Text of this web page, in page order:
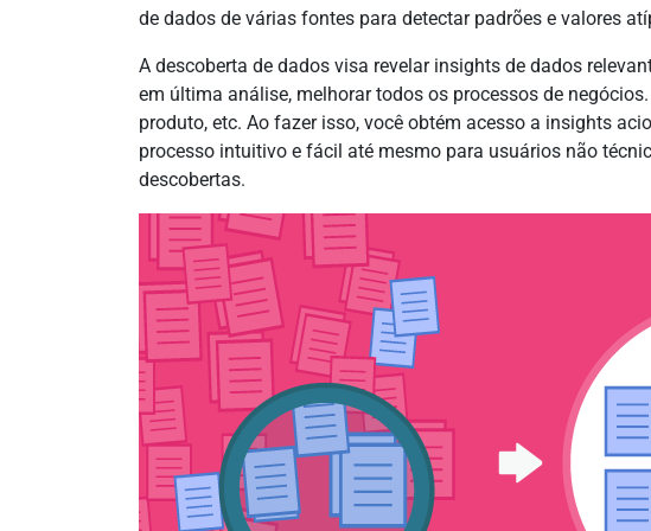
de dados de várias fontes para detectar padrões e valores
A descoberta de dados visa revelar insights de dados
em última análise, melhorar todos os processos de
produto, etc. Ao fazer isso, você obtém acesso a insights
processo intuitivo e fácil até mesmo para usuários não
descobertas.